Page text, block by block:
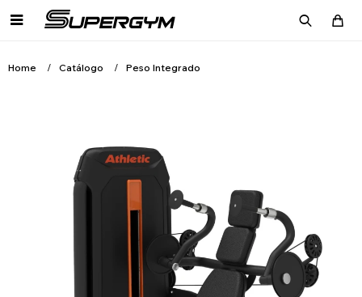

Home Catálogo Peso Integrado